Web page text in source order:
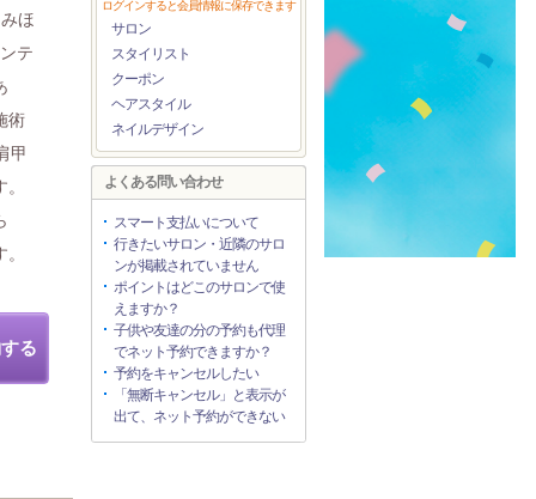
ほ
テ
術
甲
る
ログインすると会員情報に保存できます
サロン
スタイリスト
クーポン
ヘアスタイル
ネイルデザイン
よくある問い合わせ
スマート支払いについて
行きたいサロン・近隣のサロ
ンが掲載されていません
ポイントはどこのサロンで使
えますか？
子供や友達の分の予約も代理
でネット予約できますか？
予約をキャンセルしたい
「無断キャンセル」と表示が
出て、ネット予約ができない